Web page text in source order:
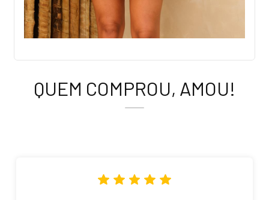
QUEM COMPROU, AMOU!